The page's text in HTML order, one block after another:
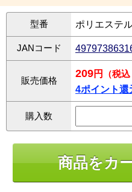
型番 ポリエステ
JANコード
販売価格
209円
（税
4ポイント還
購入数